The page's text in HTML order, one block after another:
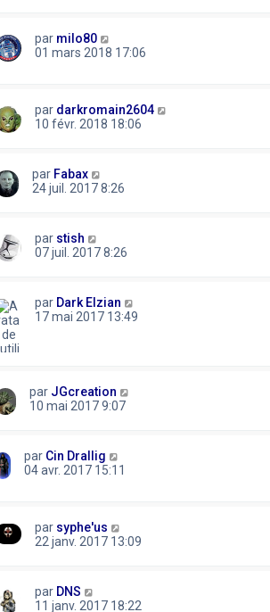
par milo80
01 mars 2018 17:06
par darkromain2604
10 févr. 2018 18:06
par Fabax
24 juil. 2017 8:26
par stish
07 juil. 2017 8:26
par Dark Elzian
17 mai 2017 13:49
par JGcreation
10 mai 2017 9:07
par Cin Drallig
04 avr. 2017 15:11
par syphe'us
22 janv. 2017 13:09
par DNS
11 janv. 2017 18:22